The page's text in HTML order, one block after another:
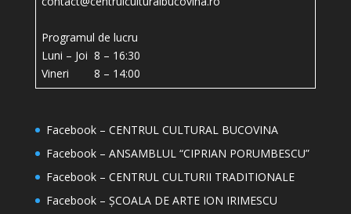
Programul de lucru
Luni – Joi 8 – 16:30
Vineri 8 – 14:00
Facebook – CENTRUL CULTURAL BUCOVINA
Facebook – ANSAMBLUL “CIPRIAN PORUMBESCU”
Facebook – CENTRUL CULTURII TRADITIONALE
Facebook – ȘCOALA DE ARTE ION IRIMESCU